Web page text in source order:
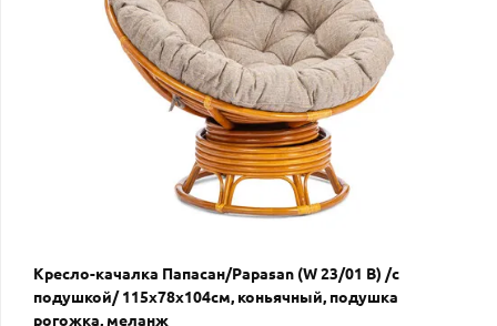
Кресло-качалка Папасан/Papasan (W 23/01 B) /с
подушкой/ 115х78х104см, коньячный, подушка
рогожка, меланж